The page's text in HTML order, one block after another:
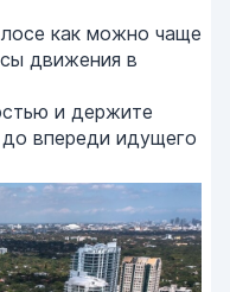
как можно чаще
движения в
и держите
впереди идущего